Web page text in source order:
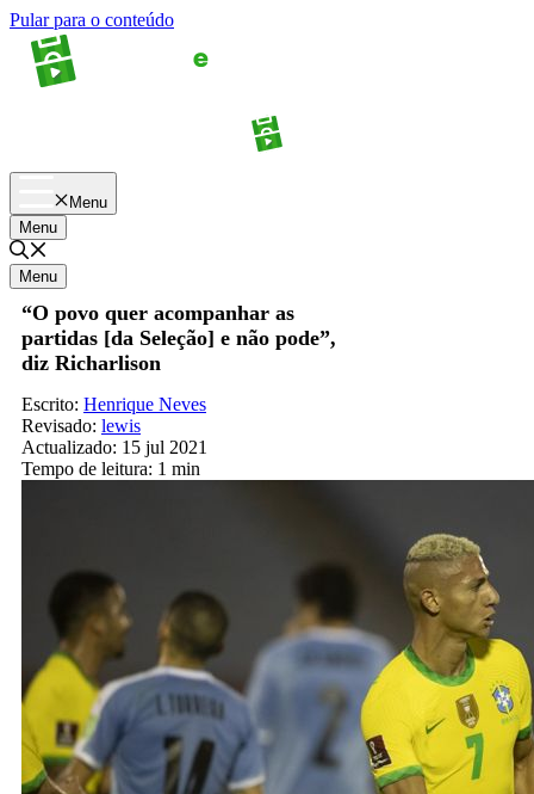
Pular para o conteúdo
Menu
Menu
Menu
“O povo quer acompanhar as
partidas [da Seleção] e não pode”,
diz Richarlison
Escrito: Henrique Neves
Revisado: lewis
Actualizado: 15 jul 2021
Tempo de leitura: 1 min